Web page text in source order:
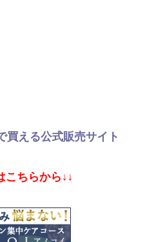
買える公式販売サイト
こちらから↓↓